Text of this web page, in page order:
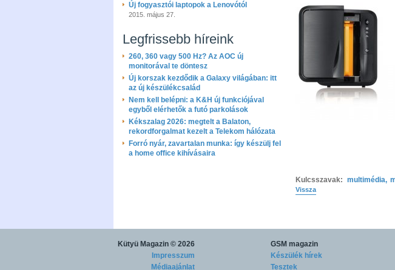
Új fogyasztói laptopok a Lenovótól
2015. május 27.
Legfrissebb híreink
260, 360 vagy 500 Hz? Az AOC új
monitorával te döntesz
Új korszak kezdődik a Galaxy világában: itt
az új készülékcsalád
Nem kell belépni: a K&H új funkciójával
egyből elérhetők a futó parkolások
Kékszalag 2026: megtelt a Balaton,
rekordforgalmat kezelt a Telekom hálózata
Forró nyár, zavartalan munka: így készülj fel
a home office kihívásaira
Kulcsszavak: multimédia,
Vissza
Kütyü Magazin © 2026
Impresszum
Médiaajánlat
GSM magazin
Készülék hírek
Tesztek